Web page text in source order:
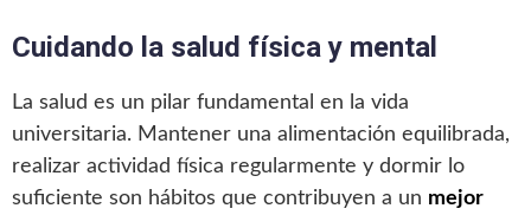
Cuidando la salud física y mental
La salud es un pilar fundamental en la vida
universitaria. Mantener una alimentación equilibrada,
realizar actividad física regularmente y dormir lo
suficiente son hábitos que contribuyen a un mejor